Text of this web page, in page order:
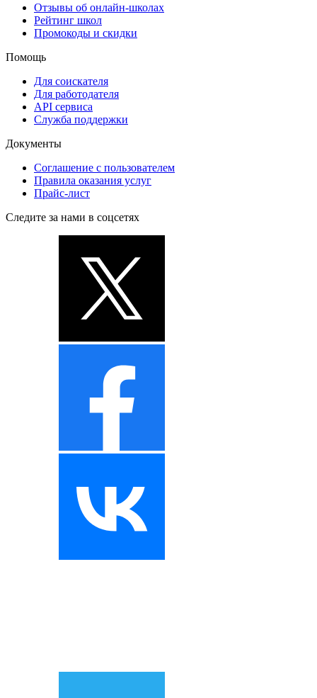
Отзывы об онлайн-школах
Рейтинг школ
Промокоды и скидки
Помощь
Для соискателя
Для работодателя
API сервиса
Служба поддержки
Документы
Соглашение с пользователем
Правила оказания услуг
Прайс-лист
Следите за нами в соцсетях